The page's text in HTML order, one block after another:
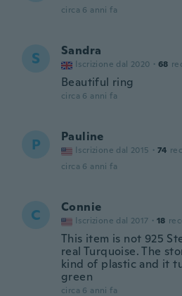
circa 6 anni fa
S Sandra
Iscrizione dal 2020 · 68
Beautiful ring
circa 6 anni fa
P Pauline
Iscrizione dal 2015 · 74
circa 6 anni fa
C Connie
Iscrizione dal 2017 · 18
This item is not 925
real Turquoise. The
kind of plastic and it
green
circa 6 anni fa